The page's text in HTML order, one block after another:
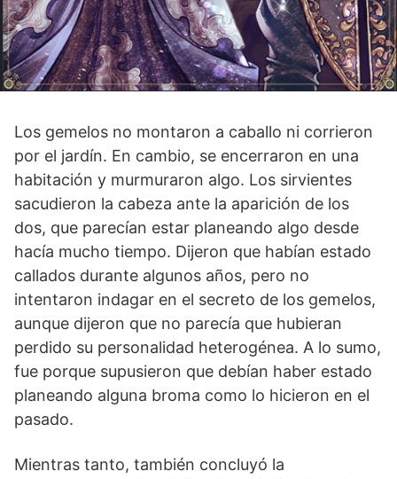
Los gemelos no montaron a caballo ni corrieron
por el jardín. En cambio, se encerraron en una
habitación y murmuraron algo. Los sirvientes
sacudieron la cabeza ante la aparición de los
dos, que parecían estar planeando algo desde
hacía mucho tiempo. Dijeron que habían estado
callados durante algunos años, pero no
intentaron indagar en el secreto de los gemelos,
aunque dijeron que no parecía que hubieran
perdido su personalidad heterogénea. A lo sumo,
fue porque supusieron que debían haber estado
planeando alguna broma como lo hicieron en el
pasado.
Mientras tanto, también concluyó la